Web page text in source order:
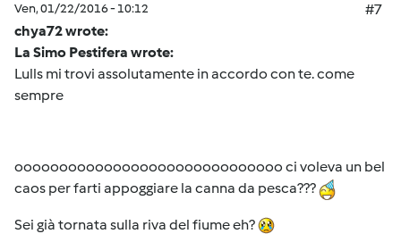
Ven, 01/22/2016 - 10:12
#7
chya72 wrote:
La Simo Pestifera wrote:
Lulls mi trovi assolutamente in accordo con te. come
sempre
oooooooooooooooooooooooooooooo ci voleva un bel
caos per farti appoggiare la canna da pesca???
Sei già tornata sulla riva del fiume eh?